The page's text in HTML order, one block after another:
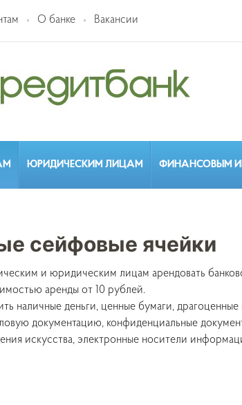
О банке Вакансии
ЮРИДИЧЕСКИМ ЛИЦАМ ФИНАНСОВЫМ
сейфовые ячейки
и юридическим лицам арендовать
аренды от 10 рублей.
наличные деньги, ценные бумаги, драгоценные
документацию, конфиденциальные
искусства, электронные носители